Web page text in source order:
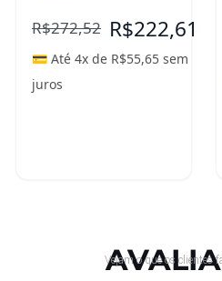
R$272,52 R$222,61
💳 Até 4x de R$55,65 sem
juros
Vejam o que os clientes